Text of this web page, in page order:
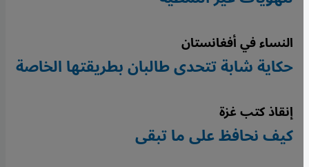
النساء في أفغانستان
حكاية شابة تتحدى طالبان بطريقتها الخاصة
إنقاذ كتب غزة
كيف نحافظ على ما تبقى